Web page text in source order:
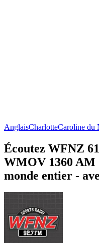
AnglaisCharlotteCaroline du
Écoutez WFNZ
WMOV 1360 AM
monde entier -